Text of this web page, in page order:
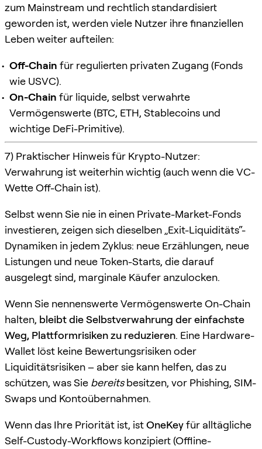
zum Mainstream und rechtlich standardisiert
geworden ist, werden viele Nutzer ihre finanziellen
Leben weiter aufteilen:
Off-Chain für regulierten privaten Zugang (Fonds
wie USVC).
On-Chain für liquide, selbst verwahrte
Vermögenswerte (BTC, ETH, Stablecoins und
wichtige DeFi-Primitive).
7) Praktischer Hinweis für Krypto-Nutzer:
Verwahrung ist weiterhin wichtig (auch wenn die VC-
Wette Off-Chain ist).
Selbst wenn Sie nie in einen Private-Market-Fonds
investieren, zeigen sich dieselben „Exit-Liquiditäts“-
Dynamiken in jedem Zyklus: neue Erzählungen, neue
Listungen und neue Token-Starts, die darauf
ausgelegt sind, marginale Käufer anzulocken.
Wenn Sie nennenswerte Vermögenswerte On-Chain
halten, bleibt die Selbstverwahrung der einfachste
Weg, Plattformrisiken zu reduzieren. Eine Hardware-
Wallet löst keine Bewertungsrisiken oder
Liquiditätsrisiken – aber sie kann helfen, das zu
schützen, was Sie bereitsbesitzen, vor Phishing, SIM-
Swaps und Kontoübernahmen.
Wenn das Ihre Priorität ist, istOneKeyfür alltägliche
Self-Custody-Workflows konzipiert (Offline-